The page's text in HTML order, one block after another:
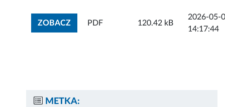
ZOBACZZOBACZ ZAŁĄCZNIK
PDF 120.42 kB
2026-05-
14:17:44
METKA: